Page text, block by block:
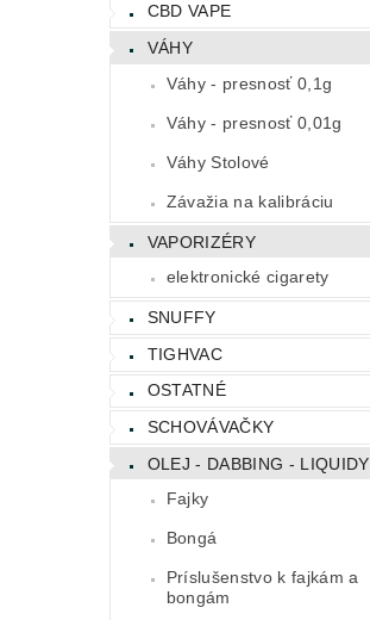
CBD VAPE
VÁHY
Váhy - presnosť 0,1g
Váhy - presnosť 0,01g
Váhy Stolové
Závažia na kalibráciu
VAPORIZÉRY
elektronické cigarety
SNUFFY
TIGHVAC
OSTATNÉ
SCHOVÁVAČKY
OLEJ - DABBING - LIQUIDY
Fajky
Bongá
Príslušenstvo k fajkám a
bongám